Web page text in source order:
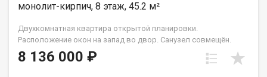
монолит-кирпич, 8 этаж, 45.2 м²
Двухкомнатная квартира открытой планировки.
Расположение окон на запад во двор. Санузел совмещён.
Кухня выделена в нишу. Идеальное решение для первого
жилья или в качестве инвестиций. Прекрасно подойдет
8 136 000 ₽